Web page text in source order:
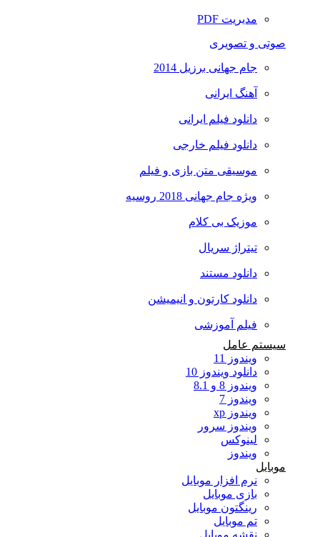
مدیریت PDF
صوتی و تصویری
جام جهانی برزیل 2014
آهنگ ایرانی
دانلود فیلم ایرانی
دانلود فیلم خارجی
موسیقی متن بازی و فیلم
ویژه جام جهانی 2018 روسیه
موزیک بی کلام
تیتراژ سریال
دانلود مستند
دانلود کارتون و انیمیشن
فیلم آموزشی
سیستم عامل
ویندوز 11
دانلود ویندوز 10
ویندوز 8 و 8.1
ویندوز 7
ویندوز xp
ویندوز سرور
لینوکس
ویندوز
نرم افزار موبایل
بازی موبایل
رینگتون موبایل
تم موبایل
نقشه موبایل